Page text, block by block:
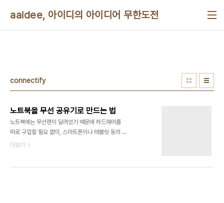
aaidee, 아이디의 아이디어 무한도전
connectify
노트북을 무선 공유기로 만드는 법
노트북에는 무선랜이 달려있기 때문에 하드웨어를
따로 구입할 필요 없이, 스마트폰이나 태블릿 등의 모
바일 기기를 연결할 수 있는 무선 공유기로 만들 수
더보기